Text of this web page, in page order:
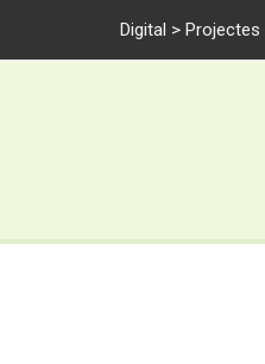
Digital > Projectes